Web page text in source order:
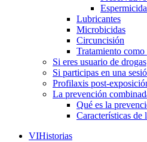
Lubricantes
Microbicidas
Circuncisión
Tratamiento
Si eres usuario de drogas
Si participas en una
Profilaxis post-
La prevención
Qué es la
Características de
VIHistorias